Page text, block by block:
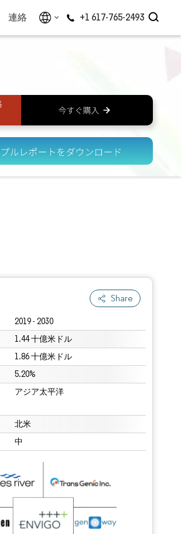
連絡 +1 617-765-2493
Share
2019 - 2030
1.44 十億米ドル
1.86 十億米ドル
5.20%
アジア太平洋
北米
中